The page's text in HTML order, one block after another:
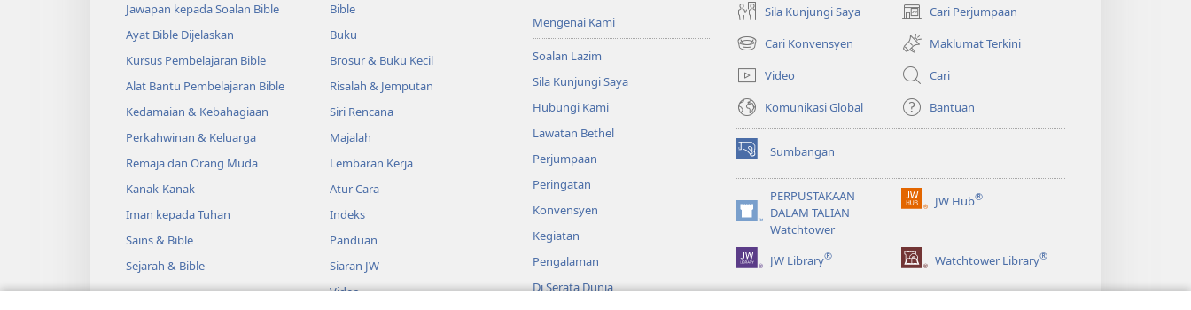
Jawapan kepada Soalan Bible
Ayat Bible Dijelaskan
Kursus Pembelajaran Bible
Alat Bantu Pembelajaran Bible
Kedamaian & Kebahagiaan
Perkahwinan & Keluarga
Remaja dan Orang Muda
Kanak-Kanak
Iman kepada Tuhan
Sains & Bible
Sejarah & Bible
Bible
Buku
Brosur & Buku Kecil
Risalah & Jemputan
Siri Rencana
Majalah
Lembaran Kerja
Atur Cara
Indeks
Panduan
Siaran JW
Video
Mengenai Kami
Soalan Lazim
Sila Kunjungi Saya
Hubungi Kami
Lawatan Bethel
Perjumpaan
Peringatan
Konvensyen
Kegiatan
Pengalaman
Di Serata Dunia
Sila Kunjungi Saya Cari Perjumpaan
(membuka
tetingkap
baharu)
Cari Konvensyen
(membuka
tetingkap
baharu)
Maklumat Terkini
Video
Cari
Komunikasi Global
Bantuan
Sumbangan
(membuka
tetingkap
baharu)PERPUSTAKAAN
DALAM TALIAN
Watchtower
(membuka
tetingkap
baharu)
JW Hub®
(membuka
JW Library® Watchtower Library®